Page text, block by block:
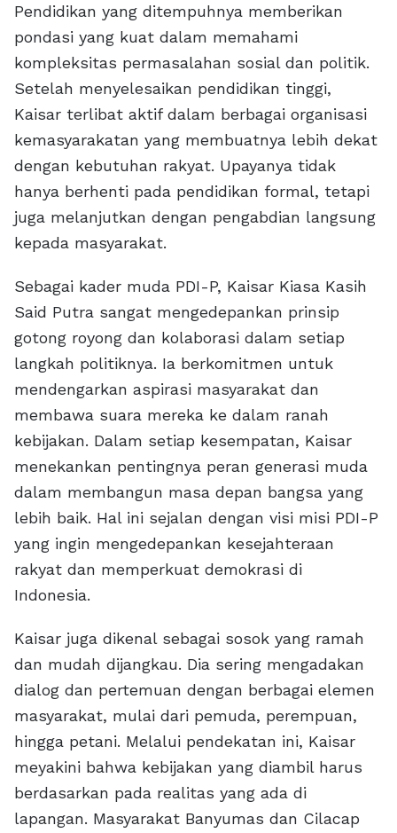
Pendidikan yang ditempuhnya memberikan
pondasi yang kuat dalam memahami
kompleksitas permasalahan sosial dan politik.
Setelah menyelesaikan pendidikan tinggi,
Kaisar terlibat aktif dalam berbagai organisasi
kemasyarakatan yang membuatnya lebih dekat
dengan kebutuhan rakyat. Upayanya tidak
hanya berhenti pada pendidikan formal, tetapi
juga melanjutkan dengan pengabdian langsung
kepada masyarakat.
Sebagai kader muda PDI-P, Kaisar Kiasa Kasih
Said Putra sangat mengedepankan prinsip
gotong royong dan kolaborasi dalam setiap
langkah politiknya. Ia berkomitmen untuk
mendengarkan aspirasi masyarakat dan
membawa suara mereka ke dalam ranah
kebijakan. Dalam setiap kesempatan, Kaisar
menekankan pentingnya peran generasi muda
dalam membangun masa depan bangsa yang
lebih baik. Hal ini sejalan dengan visi misi PDI-P
yang ingin mengedepankan kesejahteraan
rakyat dan memperkuat demokrasi di
Indonesia.
Kaisar juga dikenal sebagai sosok yang ramah
dan mudah dijangkau. Dia sering mengadakan
dialog dan pertemuan dengan berbagai elemen
masyarakat, mulai dari pemuda, perempuan,
hingga petani. Melalui pendekatan ini, Kaisar
meyakini bahwa kebijakan yang diambil harus
berdasarkan pada realitas yang ada di
lapangan. Masyarakat Banyumas dan Cilacap